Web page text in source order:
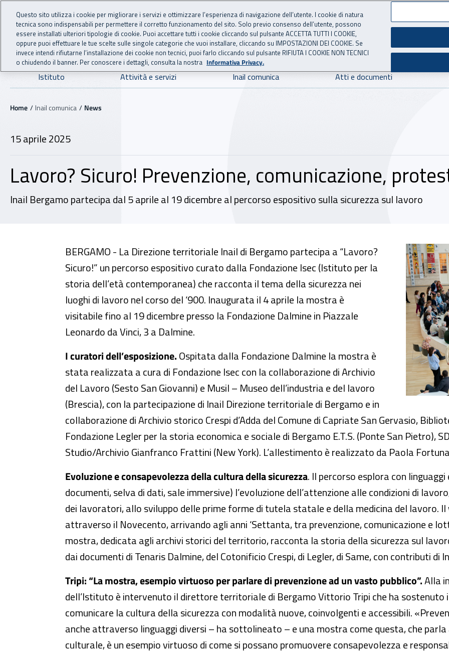
Vai al menu principale
Vai al contenuto principale
INAIL - Istituto Nazionale per l'Assicurazione
Navigazione principale
Istituto Attività e servizi Inail comunica Atti e documenti
Navigazione - Ti trovi in:
Home Inail comunica News
15 aprile 2025
Lavoro? Sicuro! Prevenzione, comunicazione,
Inail Bergamo partecipa dal 5 aprile al 19 dicembre al percorso espositivo sulla sicurezza sul lavoro
Lavoro? Sicuro! Prevenzione, comunicazione, protesta nel ‘900
BERGAMO - La Direzione territoriale Inail di Bergamo partecipa a “Lavoro?
Sicuro!” un percorso espositivo curato dalla Fondazione Isec (Istituto per la
storia dell’età contemporanea) che racconta il tema della sicurezza nei
luoghi di lavoro nel corso del ‘900. Inaugurata il 4 aprile la mostra è
visitabile fino al 19 dicembre presso la Fondazione Dalmine in Piazzale
Leonardo da Vinci, 3 a Dalmine.
I curatori dell’esposizione.Ospitata dalla Fondazione Dalmine la mostra è
stata realizzata a cura di Fondazione Isec con la collaborazione di Archivio
del Lavoro (Sesto San Giovanni) e Musil – Museo dell’industria e del lavoro
(Brescia), con la partecipazione di Inail Direzione territoriale di Bergamo e in
collaborazione di Archivio storico Crespi d’Adda del Comune di Capriate San Gervasio,
Fondazione Legler per la storia economica e sociale di Bergamo E.T.S. (Ponte San Pietro),
Studio/Archivio Gianfranco Frattini (New York). L’allestimento è realizzato da Paola
Evoluzione e consapevolezza della cultura della sicurezza. Il percorso esplora con
documenti, selva di dati, sale immersive) l’evoluzione dell’attenzione alle condizioni di
dei lavoratori, allo sviluppo delle prime forme di tutela statale e della medicina del lavoro.
attraverso il Novecento, arrivando agli anni ‘Settanta, tra prevenzione, comunicazione e
mostra, dedicata agli archivi storici del territorio, racconta la storia della sicurezza sul
dai documenti di Tenaris Dalmine, del Cotonificio Crespi, di Legler, di Same, con contributi di
Tripi: “La mostra, esempio virtuoso per parlare di prevenzione ad un vasto pubblico”.Alla
dell’Istituto è intervenuto il direttore territoriale di Bergamo Vittorio Tripi che ha sostenuto
comunicare la cultura della sicurezza con modalità nuove, coinvolgenti e accessibili.
anche attraverso linguaggi diversi – ha sottolineato – e una mostra come questa, che
culturale, è un esempio virtuoso di come si possano promuovere consapevolezza e
Questo sito utilizza i cookie per migliorare i servizi e ottimizzare l’esperienza di navigazione dell’utente. I cookie di natura
tecnica sono indispensabili per permettere il corretto funzionamento del sito. Solo previo consenso dell’utente, possono
essere installati ulteriori tipologie di cookie. Puoi accettare tutti i cookie cliccando sul pulsante ACCETTA TUTTI I COOKIE,
oppure puoi effettuare le tue scelte sulle singole categorie che vuoi installare, cliccando su IMPOSTAZIONI DEI COOKIE. Se
invece intendi rifiutarne l’installazione dei cookie non tecnici, puoi farlo cliccando sul pulsante RIFIUTA I COOKIE NON TECNICI
o chiudendo il banner. Per conoscere i dettagli, consulta la nostra Informativa Privacy.